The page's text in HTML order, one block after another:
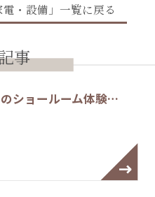
・設備」一覧に戻る
事
ショールーム体験…